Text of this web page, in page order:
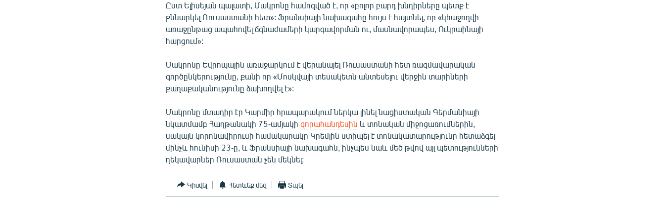
Ըստ Ելիսեյան պալատի, Մակրոնը համոզված է, որ «բոլոր բարդ խնդիրները պետք է
քննարկել Ռուսաստանի հետ»: Ֆրանսիայի նախագահը հույս է հայտնել, որ «կհաջողվի
առաջընթաց ապահովել ճգնաժամերի կարգավորման ու, մասնավորապես, Ուկրաինայի
հարցում»:
Մակրոնը Եվրոպային առաջարկում է վերանայել Ռուսաստանի հետ ռազմավարական
գործընկերությունը, քանի որ «Մոսկվայի տեսակետն անտեսելու վերջին տարիների
քաղաքականությունը ձախողվել է»:
Մակրոնը մտադիր էր Կարմիր հրապարակում ներկա լինել նացիստական Գերմանիայի
նկատմամբ Հաղթանակի 75-ամյակիզորահանդեսին և տոնական միջոցառումներին,
սակայն կորոնավիրուսի համակարակը Կրեմլին ստիպել է տոնակատարությունը հետաձգել
մինչև հունիսի 23-ը, և Ֆրանսիայի նախագահն, ինչպես նաև մեծ թվով այլ պետությունների
ղեկավարներ Ռուսաստան չեն մեկնել:
Կիսվել Հետևեք մեզ Տպել